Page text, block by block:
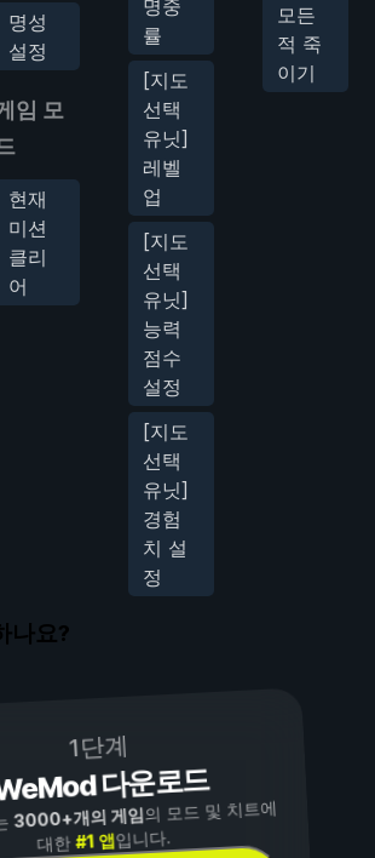
명성
설정
임 모
현재
미션
클리
어
명중
률
[지도
선택
유닛]
레벨
업
[지도
선택
유닛]
능력
점수
설정
[지도
선택
유닛]
경험
치 설
정
모든
적 죽
이기
나요?
1단계
다운로드
3000+개의 게임의 모드 및 치트에
대한#1 앱입니다.